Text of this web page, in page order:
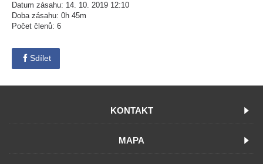
Datum zásahu: 14. 10. 2019 12:10
Doba zásahu: 0h 45m
Počet členů: 6
Sdílet
KONTAKT
MAPA